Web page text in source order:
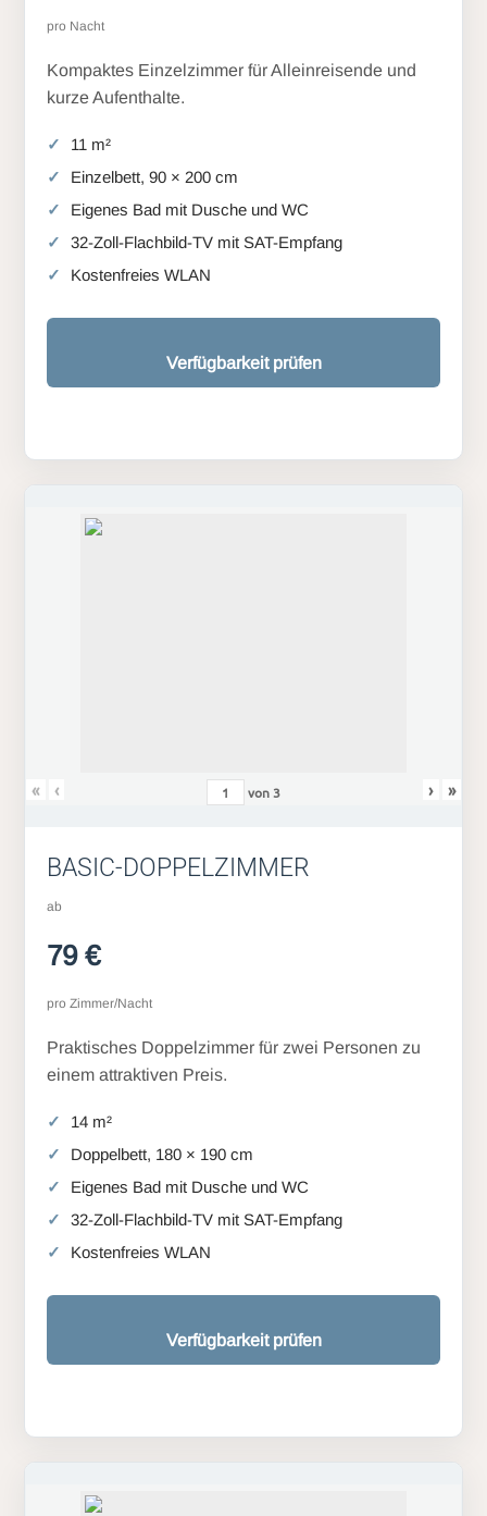
pro Nacht
Kompaktes Einzelzimmer für Alleinreisende und
kurze Aufenthalte.
11 m²
Einzelbett, 90 × 200 cm
Eigenes Bad mit Dusche und WC
32-Zoll-Flachbild-TV mit SAT-Empfang
Kostenfreies WLAN
Verfügbarkeit prüfen
« ‹ von3 › »
BASIC-DOPPELZIMMER
ab
79 €
pro Zimmer/Nacht
Praktisches Doppelzimmer für zwei Personen zu
einem attraktiven Preis.
14 m²
Doppelbett, 180 × 190 cm
Eigenes Bad mit Dusche und WC
32-Zoll-Flachbild-TV mit SAT-Empfang
Kostenfreies WLAN
Verfügbarkeit prüfen